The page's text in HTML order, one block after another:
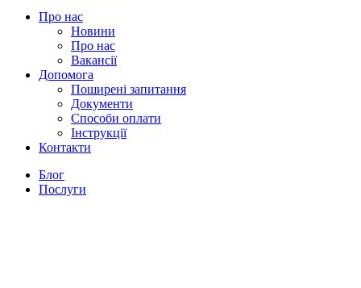
Про нас
Новини
Про нас
Вакансії
Допомога
Поширені запитання
Документи
Способи оплати
Інструкції
Контакти
Блог
Послуги